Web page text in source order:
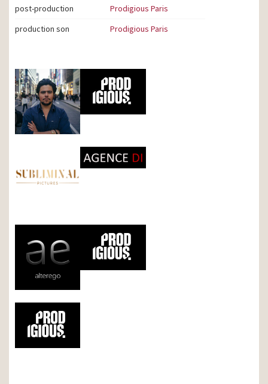
post-production
Prodigious Paris
production son
Prodigious Paris